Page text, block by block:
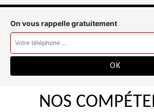
On vous rappelle gratuitement
NOS